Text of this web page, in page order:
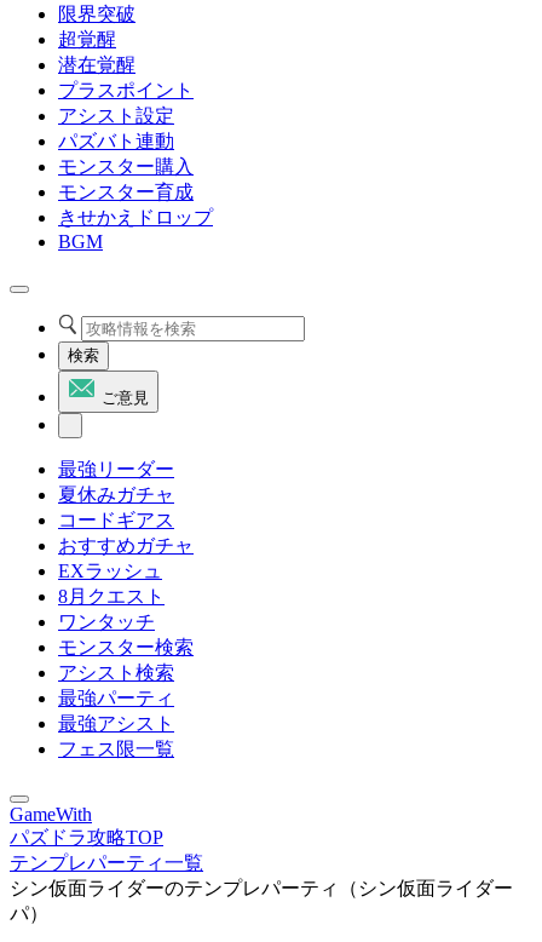
限界突破
超覚醒
潜在覚醒
プラスポイント
アシスト設定
パズバト連動
モンスター購入
モンスター育成
きせかえドロップ
BGM
検索
ご意見
最強リーダー
夏休みガチャ
コードギアス
おすすめガチャ
EXラッシュ
8月クエスト
ワンタッチ
モンスター検索
アシスト検索
最強パーティ
最強アシスト
フェス限一覧
GameWith
パズドラ攻略TOP
テンプレパーティ一覧
シン仮面ライダーのテンプレパーティ（シン仮面ライダー
パ）